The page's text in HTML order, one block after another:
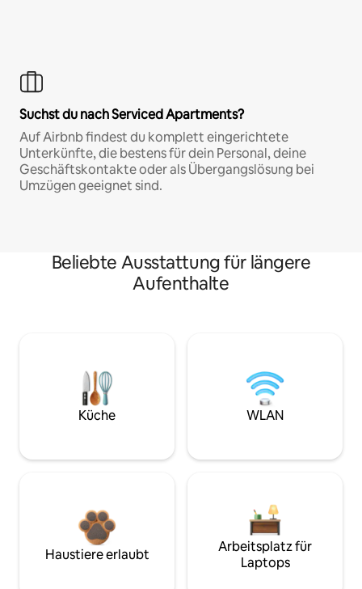
Suchst du nach Serviced Apartments?
Auf Airbnb findest du komplett eingerichtete
Unterkünfte, die bestens für dein Personal, deine
Geschäftskontakte oder als Übergangslösung bei
Umzügen geeignet sind.
Beliebte Ausstattung für längere
Aufenthalte
Küche WLAN
Haustiere erlaubt
Arbeitsplatz für
Laptops